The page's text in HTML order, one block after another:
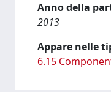
Anno della
2013
Appare nelle
6.15